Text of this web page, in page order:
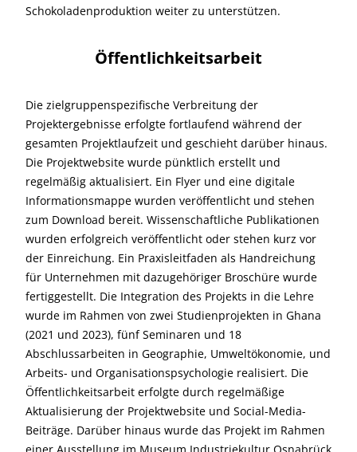
Schokoladenproduktion weiter zu unterstützen.
Öffentlichkeitsarbeit
Die zielgruppenspezifische Verbreitung der
Projektergebnisse erfolgte fortlaufend während der
gesamten Projektlaufzeit und geschieht darüber hinaus.
Die Projektwebsite wurde pünktlich erstellt und
regelmäßig aktualisiert. Ein Flyer und eine digitale
Informationsmappe wurden veröffentlicht und stehen
zum Download bereit. Wissenschaftliche Publikationen
wurden erfolgreich veröffentlicht oder stehen kurz vor
der Einreichung. Ein Praxisleitfaden als Handreichung
für Unternehmen mit dazugehöriger Broschüre wurde
fertiggestellt. Die Integration des Projekts in die Lehre
wurde im Rahmen von zwei Studienprojekten in Ghana
(2021 und 2023), fünf Seminaren und 18
Abschlussarbeiten in Geographie, Umweltökonomie, und
Arbeits- und Organisationspsychologie realisiert. Die
Öffentlichkeitsarbeit erfolgte durch regelmäßige
Aktualisierung der Projektwebsite und Social-Media-
Beiträge. Darüber hinaus wurde das Projekt im Rahmen